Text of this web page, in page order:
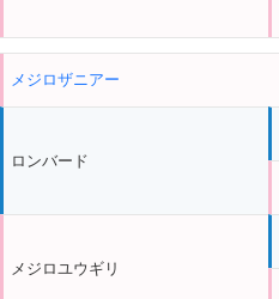
メジロザニアー
ロンバード
メジロユウギリ